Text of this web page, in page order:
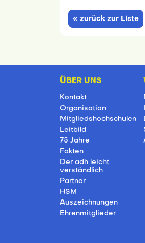
« zurück zur Liste
ÜBER UNS
Kontakt
Organisation
Mitgliedshochschulen
Leitbild
75 Jahre
Fakten
Der adh leicht
verständlich
Partner
HSM
Auszeichnungen
Ehrenmitglieder